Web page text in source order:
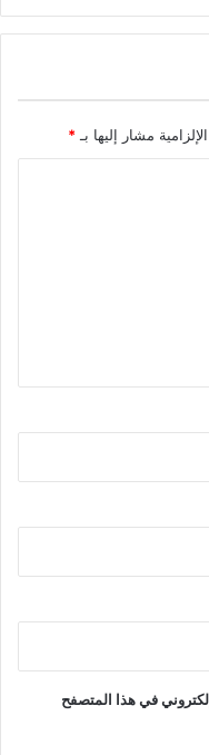
مشار إليها بـ *
في هذا المتصفح